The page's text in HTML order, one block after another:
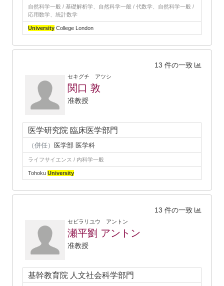
自然科学一般 / 基礎解析学、自然科学一般 / 代数学、自然科学一般 /
応用数学、統計数学
University College London
13 件の一致
セキグチ アツシ
関口 敦
准教授
医学研究院 臨床医学部門
（併任） 医学部 医学科
ライフサイエンス / 内科学一般
Tohoku University
13 件の一致
セビラリユウ アントン
瀬平劉 アントン
准教授
基幹教育院 人文社会科学部門